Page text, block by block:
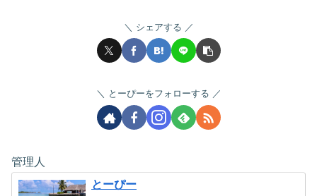
シェアする
とーぴーをフォローする
管理人
とーぴー